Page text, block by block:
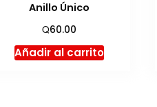
Anillo Único
Q60.00
Añadir al carrito